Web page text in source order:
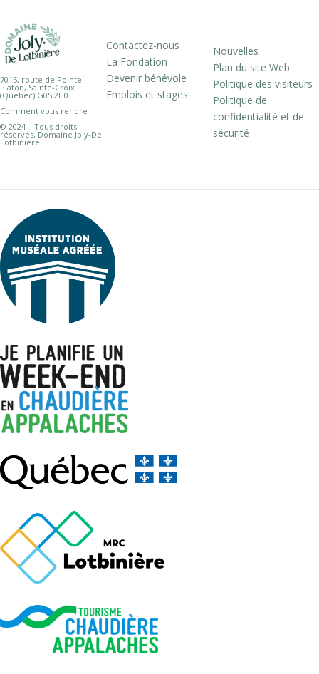
7015, route de Pointe
Platon, Sainte-Croix
(Québec) G0S 2H0
Comment vous rendre
© 2024 – Tous droits
réservés, Domaine Joly-De
Lotbinière
Contactez-nous
La Fondation
Devenir bénévole
Emplois et stages
Nouvelles
Plan du site Web
Politique des visiteurs
Politique de
confidentialité et de
sécurité